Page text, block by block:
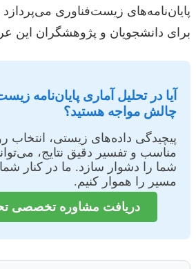
پایان‌نامه‌های زیست‌فناوری می‌پردازد
برای دانشجویان و پژوهشگران این
آیا در تحلیل آماری پایان‌نامه
چالش مواجه هستید؟
پیچیدگی داده‌های زیستی،
مناسب و تفسیر دقیق نتایج،
شما را دشوار سازد. ما در کنار
مسیر را هموار کنیم.
دریافت مشاوره تخصصی